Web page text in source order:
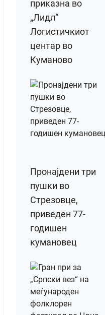
приказна во
„Лидл“
Логистичкиот
центар во
Куманово
Пронајдени три
пушки во
Стрезовце,
приведен 77-
годишен
кумановец